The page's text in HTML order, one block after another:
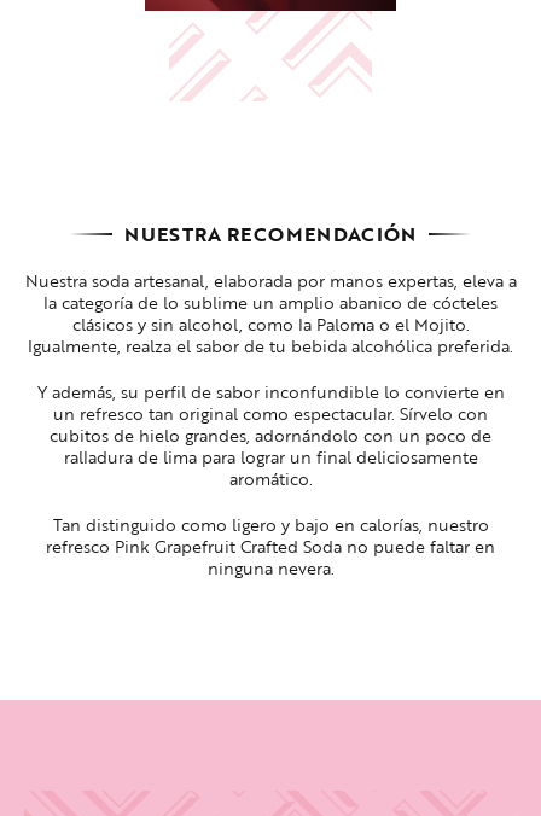
NUESTRA RECOMENDACIÓN
Nuestra soda artesanal, elaborada por manos expertas, eleva a
la categoría de lo sublime un amplio abanico de cócteles
clásicos y sin alcohol, como la Paloma o el Mojito.
Igualmente, realza el sabor de tu bebida alcohólica preferida.
Y además, su perfil de sabor inconfundible lo convierte en
un refresco tan original como espectacular. Sírvelo con
cubitos de hielo grandes, adornándolo con un poco de
ralladura de lima para lograr un final deliciosamente
aromático.
Tan distinguido como ligero y bajo en calorías, nuestro
refresco Pink Grapefruit Crafted Soda no puede faltar en
ninguna nevera.